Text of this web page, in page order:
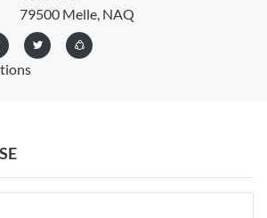
79500 Melle, NAQ